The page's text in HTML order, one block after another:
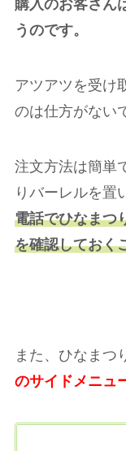
購入のお客さん
うのです。
アツアツを受け
のは仕方がない
注文方法は簡単
りバーレルを置
電話でひなまつ
を確認しておく
また、ひなまつ
のサイドメニュ